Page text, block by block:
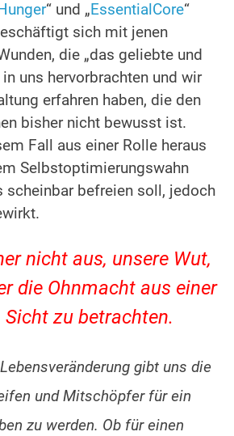
“ und „EssentialCore“
sich mit jenen
die „das geliebte und
uns hervorbrachten und wir
erfahren haben, die den
bisher nicht bewusst ist.
Fall aus einer Rolle heraus
Selbstoptimierungswahn
scheinbar befreien soll, jedoch
nicht aus, unsere Wut,
die Ohnmacht aus einer
Sicht zu betrachten.
gibt uns die
und Mitschöpfer für ein
zu werden. Ob für einen